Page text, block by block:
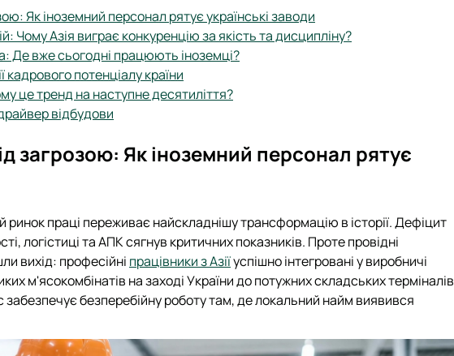
Як іноземний персонал рятує українські заводи
Чому Азія виграє конкуренцію за якість та дисципліну?
Де вже сьогодні працюють іноземці?
кадрового потенціалу країни
це тренд на наступне десятиліття?
відбудови
загрозою: Як іноземний персонал рятує
ринок праці переживає найскладнішу трансформацію в історії. Дефіцит
логістиці та АПК сягнув критичних показників. Проте провідні
вихід: професійні працівники з Азіїуспішно інтегровані у виробничі
м'ясокомбінатів на заході України до потужних складських терміналів
безперебійну роботу там, де локальний найм виявився